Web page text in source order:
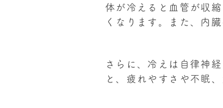
体が冷えると血管が収
くなります。また、内
さらに、冷えは自律神
と、疲れやすさや不眠